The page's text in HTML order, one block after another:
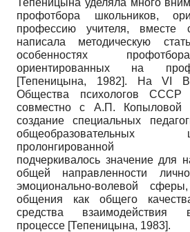
Тепеницына уделяла много
профотбора школьников,
профессию учителя,
написала методическую
особенностях
ориентированных на
[Тепеницына, 1982]. На VI
Общества психологов СССР
совместно с А.П. Копыловой
создание специальных
пролонгированной
подчеркивалось значение для
общей направленности
эмоционально-волевой
общения как общего
средства взаимодействия
процессе [Тепеницына, 1983].